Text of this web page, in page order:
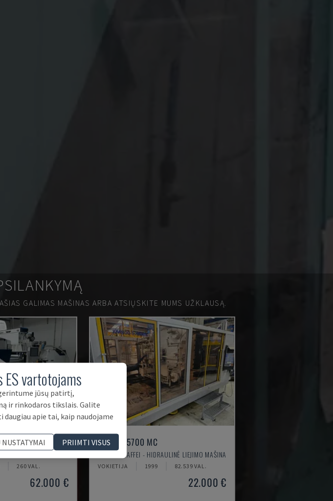
GALIMAS MAŠINAS ARBA ATSIŲSKITE MUMS UŽKLAUSĄ.
260 VAL.
62.000 €
KM800-5700 MC
KRAUSS MAFFEI - HIDRAULINĖ LIEJIMO MAŠINA
VOKIETIJA 1999 82.539 VAL.
22.000 €
vartotojams
jūsų patirtį,
ir rinkodaros tikslais. Galite
apie tai, kaip naudojame
PRIIMTI VISUS